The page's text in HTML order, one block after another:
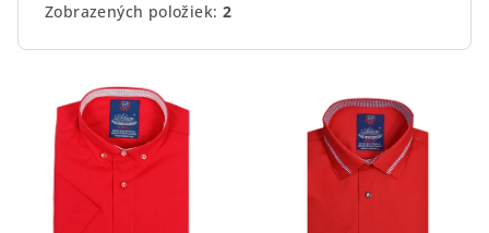
Zobrazených položiek: 2